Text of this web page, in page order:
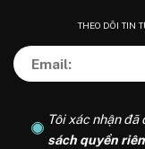
THEO DÕI TIN
Tôi xác nhận
sách quyền